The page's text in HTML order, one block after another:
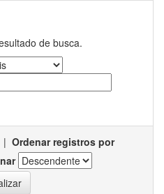
de busca.
| Ordenar registros por